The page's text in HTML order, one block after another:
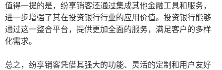
值得一提的是，纷享销客还通过集成其他金融工具和服务，
进一步增强了其在投资银行行业的应用价值。投资银行能够
通过这一整合平台，提供更加全面的服务，满足客户的多样
化需求。
总之，纷享销客凭借其强大的功能、灵活的定制和用户友好